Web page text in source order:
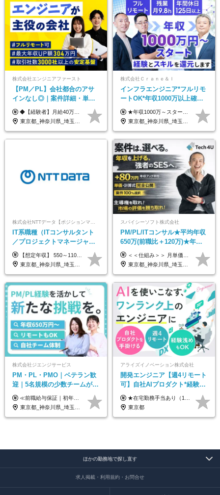
株式会社エンジニアファースト
【PM／PL】会社都合のアサ
インなし◎｜案件詳細・単
価・給与テーブル全公開！働
き方も年収も自分で選べる！
◆【経験者】月給40万円～120万円(固定残業代含む)+各種手当 ※月30時間（76,000円～）の固定残業代を含みます。 ※上記を超える時間外労働分は追加で支給。 ※6ヶ月の試用期間あり（条件に変動なし） ・年収平均176万円アップ ・前職給与を保証 ◆単価連動性×還元率84％～100％で収入の大幅UPが可能 ・案件単価が月50万円の場合：年収417万円 ・案件単価が月70万円の場合：年収584万円 ・案件単価が月100万円の場合：年収834万円
東京都_神奈川県_埼玉県_千葉県_大阪府_愛知県_北海道_青森県_岩手県_宮城県_秋田県_山形県_福島県_茨城県_栃木県_群馬県_新潟県_山梨県_長野県_富山県_石川県_福井県_静岡県_岐阜県_三重県_兵庫県_京都府_滋賀県_奈良県_和歌山県_広島県_岡山県_鳥取県_島根県_山口県_徳島県_香川県_愛媛県_高知県_福岡県_熊本県_佐賀県_長崎県_大分県_宮崎県_鹿児島県_沖縄県
株式会社Ｃｒａｎｅ＆Ｉ
インフラエンジニア*フルリモ
ートOK*年収1000万以上確約*
前職給与保障*残業月9.8h*40
代50代活躍
★年収1000万～スタート！ 年俸1,000万円～1,162万8,000円（12分割） ※経験・スキルを考慮の上決定します ※上記金額には固定残業代（月30h分・158,400円～184,000円）を含みます ※超過分は別途全額支給します ※試用期間2ヶ月間あり（その他待遇に差異はありません）
東京都_神奈川県_埼玉県_千葉県_大阪府_愛知県_北海道_青森県_岩手県_宮城県_秋田県_山形県_福島県_茨城県_栃木県_群馬県_新潟県_山梨県_長野県_富山県_石川県_福井県_静岡県_岐阜県_三重県_兵庫県_京都府_滋賀県_奈良県_和歌山県_広島県_岡山県_鳥取県_島根県_山口県_徳島県_香川県_愛媛県_高知県_福岡県_熊本県_佐賀県_長崎県_大分県_宮崎県_鹿児島県_沖縄県
IT系職種（ITコンサルタント
／プロジェクトマネージャー
／ITアーキテクト）
【想定年収】 550～1100万 【想定役職】 課長代理 主任 一般 ※これまでの経験・年齢などを考慮し、当社給与規則に基づき決定します。 ※残業手当 一般社員（定型勤務・フレックスタイム制）の場合：時間外労働連動支給 一般社員（専門業務型裁量労働制）・管理職の場合：なし 裁量労働の場合について裁量労働手当がございますが、超過分の時間外手当の支給はありません。 （固定残業手当ではないため） ※裁量労働手当 一般社員（専門業務型裁量労働制）の場合：別途、裁量労働手当の支給がございます。
東京都_神奈川県_埼玉県_千葉県_大阪府_愛知県_北海道_青森県_岩手県_宮城県_秋田県_山形県_福島県_茨城県_栃木県_群馬県_新潟県_山梨県_長野県_富山県_石川県_福井県_静岡県_岐阜県_三重県_兵庫県_京都府_滋賀県_奈良県_和歌山県_広島県_岡山県_鳥取県_島根県_山口県_徳島県_香川県_愛媛県_高知県_福岡県_熊本県_佐賀県_長崎県_大分県_宮崎県_鹿児島県_沖縄県
スパイシーソフト株式会社
PM/PL/ITコンサル★平均年収
650万(前職比＋120万)★年間
休日132日★残業月平均7.4h★
リモあり
＜＜仕組み＞＞ 月単価に応じて会社HPで公開しているテーブルにもとづき毎月決定されます！ https://www.tech4u.dev/payroll ＜＜実績＞＞ PM/PL・ITコンサル職の平均年収実績：650万円 前職比平均：＋120万円 ＜＜PM/PL・ITコンサル案件＞＞ ・PMO／進捗・課題管理：600〜800万円 ・要件定義／業務改善支援：650〜850万円 ・開発PM／PL：750〜1000万円 ・インフラPM／PL：750〜1000万円 ・ITコンサル／導入支援：800〜1000万円 ＜＜リーダークラス＞＞ 還元率：85〜90％ ・月単価100万円 → 年収約960万円 ・月単価120万円 → 年収約1150万円 ・月単価140万円 → 年収約1300万円 ※単価・還元率はすべて公開 ※待機時も給与保証 ※還元率は他社にあわせ社保の会社負担分も含めています 月給25万円～67万円＋賞与年2回 ※上記には、30時間分（4万5千円～12万1千円）の固定残業代が含まれています。超過分は別途支給します。 ※試用期間中も給与、福利厚生に差異なし 【固定残業代について】 固定残業30時間分（45,000円～121,000円）を含む ※超過分は別途全額支給
東京都_神奈川県_埼玉県_千葉県_大阪府_愛知県_兵庫県_京都府_福岡県
株式会社ジエンジサービス
PM・PL・PMO｜ベテラン歓
迎｜5名規模の少数チームが中
心｜フルリモートOK｜直請け
7割｜年収600万円〜
≪前職給与保証｜初年度想定年収600万円～≫ 月給45万円以上＋決算賞与＋交通費 ※スキル・経験を考慮の上、優遇します ※上記月給には固定残業代月20時間分(5万1000円以上)を含みます。超過した場合は、その分追加支給します ※試用期間3～6ヵ月は固定残業代なし(雇用形態やその他待遇・福利厚生は同じです) =========== ▼実力と成長にこだわった評価制度▼ 年2回の評価で昇給・昇格が決まります。 評価は、就業先のお客様からの評価をベースに、目標達成状況やプロジェクトでの役割・貢献度などを総合的に判断して決定します。 日々の働きぶりを実際に見ているお客様の声を反映することで、より公平で納得感のある評価を実現しています。 また、評価後は面談を通じてフィードバックを行い、今後の成長やキャリアについて一緒に考えていきます。 ▼成長につながる目標設定▼ 半期ごとに、具体的な行動ベースの目標を設定し、その達成度や取り組みのプロセスを評価に反映します。 目標は、お客様からのフィードバックや現場での課題をもとに設定するため、「今何を伸ばすべきか」が明確になります。 また、上司との面談を通じて振り返りと次の目標設定を行い、継続的なスキルアップと市場価値の向上を支援しています。
東京都_神奈川県_埼玉県_千葉県_大阪府_愛知県_北海道_青森県_岩手県_宮城県_秋田県_山形県_福島県_茨城県_栃木県_群馬県_新潟県_山梨県_長野県_富山県_石川県_福井県_静岡県_岐阜県_三重県_兵庫県_京都府_滋賀県_奈良県_和歌山県_広島県_岡山県_鳥取県_島根県_山口県_徳島県_香川県_愛媛県_高知県_福岡県_熊本県_佐賀県_長崎県_大分県_宮崎県_鹿児島県_沖縄県
アライズイノベーション株式会社
開発エンジニア【週4リモート
可】自社AIプロダクト*経験浅
めOK*実働7.15h*業界シェア
TOPクラス
★在宅勤務手当あり（1日あたり500円） ★交通費は一律で支給します 年俸制：360万円〜800万円（12分割し、月々30万円～66.6万円を支給） ※経験・スキルを考慮して決定いたします。 ※上記金額には固定残業代（40時間分/7.5万円～16.6万円）を含みます。超過分は全額支給します。
東京都
ほかの勤務地で探し直す
求人掲載・利用規約・お問合せ